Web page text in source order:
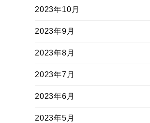
2023年10月
2023年9月
2023年8月
2023年7月
2023年6月
2023年5月